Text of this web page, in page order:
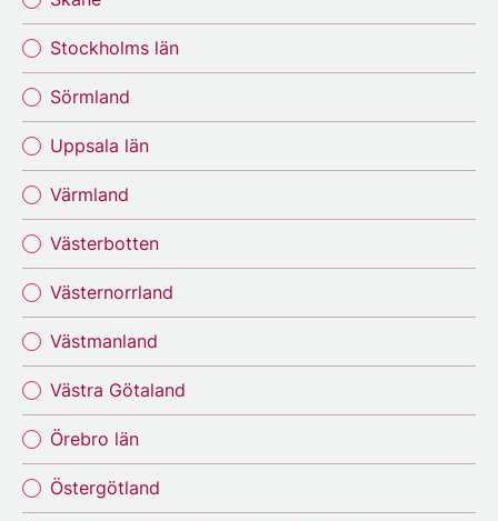
Stockholms län
Sörmland
Uppsala län
Värmland
Västerbotten
Västernorrland
Västmanland
Västra Götaland
Örebro län
Östergötland